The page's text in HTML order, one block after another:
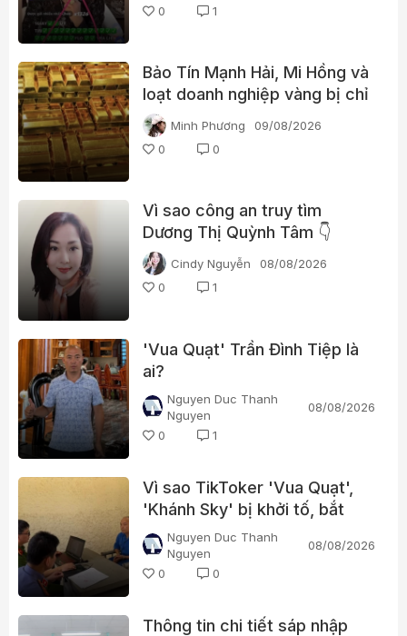
0 1
Bảo Tín Mạnh Hải, Mi Hồng và
loạt doanh nghiệp vàng bị chỉ
ra nhiều vi phạm
Minh Phương
09/08/2026
0
0
Vì sao công an truy tìm
Dương Thị Quỳnh Tâm 👇
Cindy Nguyễn
08/08/2026
0
1
'Vua Quạt' Trần Đình Tiệp là
ai?
Nguyen Duc Thanh
Nguyen
08/08/2026
0
1
Vì sao TikToker 'Vua Quạt',
'Khánh Sky' bị khởi tố, bắt
tạm giam?
Nguyen Duc Thanh
Nguyen
08/08/2026
0
0
Thông tin chi tiết sáp nhập